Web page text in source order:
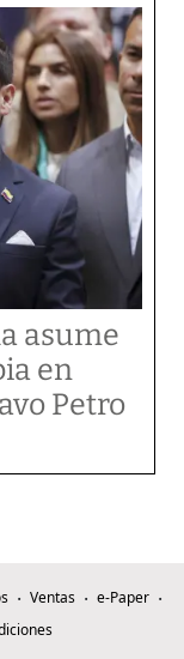
asume
en
Petro
Ventas
e-Paper